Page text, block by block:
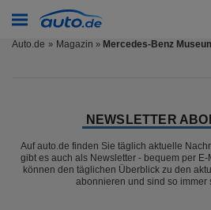
Auto.de Magazin » Mercedes-Benz
NEWSLETTER
Auf auto.de finden Sie täglich aktuelle
gibt es auch als Newsletter - bequem per
können den täglichen Überblick zu den
abonnieren und sind so immer